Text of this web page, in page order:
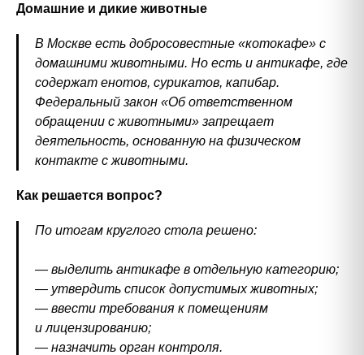
Домашние и дикие животные
В Москве есть добросовестные «котокафе» с
домашними животными. Но есть и антикафе, где
содержат енотов, сурикатов, капибар.
Федеральный закон «Об ответственном
обращении с животными» запрещает
деятельность, основанную на физическом
контакте с животными.
Как решается вопрос?
По итогам круглого стола решено:
— выделить антикафе в отдельную категорию;
— утвердить список допустимых животных;
— ввести требования к помещениям
и лицензированию;
— назначить орган контроля.